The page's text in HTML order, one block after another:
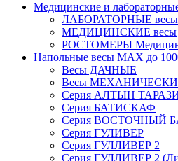
Медицинские и
ЛАБОРАТОРНЫЕ весы
МЕДИЦИНСКИЕ весы
РОСТОМЕРЫ
Напольные весы MAX до
Весы ДАЧНЫЕ
Весы
Серия АЛТЫН
Серия БАТИСКАФ
Серия ВОСТОЧНЫЙ
Серия ГУЛИВЕР
Серия ГУЛЛИВЕР 2
Серия ГУЛЛИВЕР 2